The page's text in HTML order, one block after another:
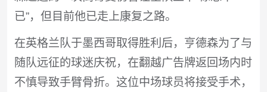
已”，但目前他已走上康复之路。
在英格兰队于墨西哥取得胜利后，亨德森为了与
随队远征的球迷庆祝，在翻越广告牌返回场内时
不慎导致手臂骨折。这位中场球员将接受手术，